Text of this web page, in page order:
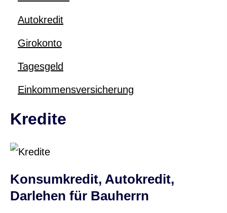
Autokredit
Giro­konto
Tages­geld
Einkommensversicherung
Kredite
Konsumkredit, Autokredit,
Darlehen für Bauherrn
Datenschutzerklärung